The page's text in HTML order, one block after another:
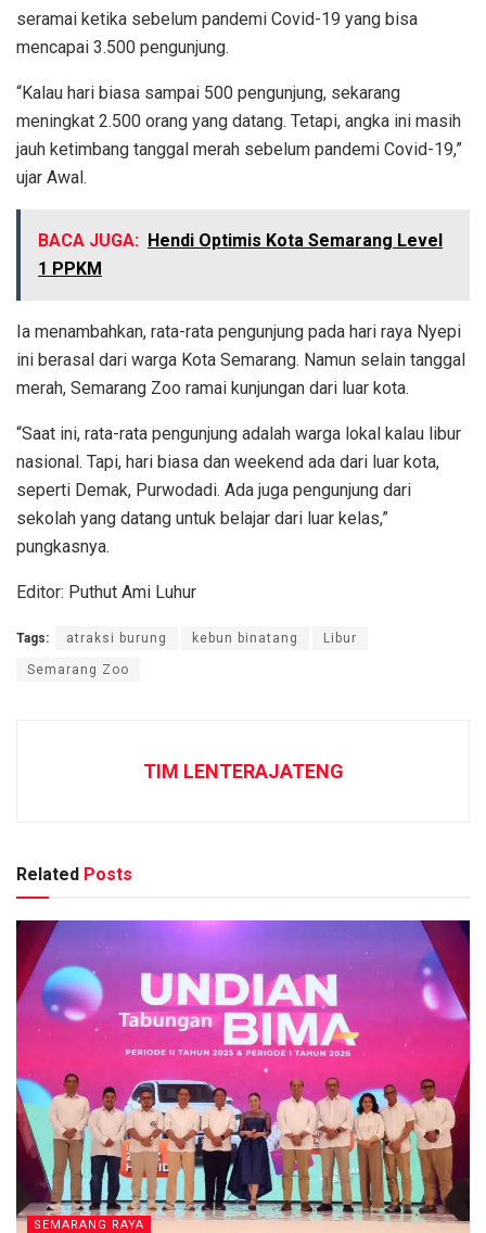
seramai ketika sebelum pandemi Covid-19 yang bisa
mencapai 3.500 pengunjung.
“Kalau hari biasa sampai 500 pengunjung, sekarang
meningkat 2.500 orang yang datang. Tetapi, angka ini masih
jauh ketimbang tanggal merah sebelum pandemi Covid-19,”
ujar Awal.
BACA JUGA: Hendi Optimis Kota Semarang Level
1 PPKM
Ia menambahkan, rata-rata pengunjung pada hari raya Nyepi
ini berasal dari warga Kota Semarang. Namun selain tanggal
merah, Semarang Zoo ramai kunjungan dari luar kota.
“Saat ini, rata-rata pengunjung adalah warga lokal kalau libur
nasional. Tapi, hari biasa dan weekend ada dari luar kota,
seperti Demak, Purwodadi. Ada juga pengunjung dari
sekolah yang datang untuk belajar dari luar kelas,”
pungkasnya.
Editor: Puthut Ami Luhur
Tags: atraksi burung kebun binatang Libur
Semarang Zoo
TIM LENTERAJATENG
Related Posts
SEMARANG RAYA